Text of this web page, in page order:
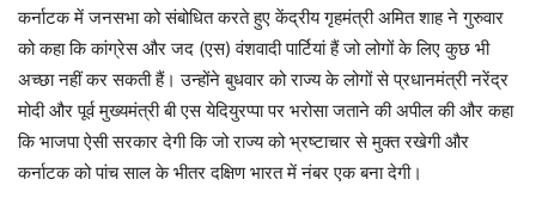
कर्नाटक में जनसभा को संबोधित करते हुए केंद्रीय गृहमंत्री अमित शाह ने गुरुवार
को कहा कि कांग्रेस और जद (एस) वंशवादी पार्टियां हैं जो लोगों के लिए कुछ भी
अच्छा नहीं कर सकती हैं। उन्होंने बुधवार को राज्य के लोगों से प्रधानमंत्री नरेंद्र
मोदी और पूर्व मुख्यमंत्री बी एस येदियुरप्पा पर भरोसा जताने की अपील की और कहा
कि भाजपा ऐसी सरकार देगी कि जो राज्य को भ्रष्टाचार से मुक्त रखेगी और
कर्नाटक को पांच साल के भीतर दक्षिण भारत में नंबर एक बना देगी।